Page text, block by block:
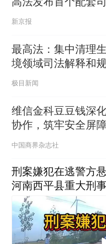
释
新京报
最高法：集中清理
境领域司法解释和
文件
极目新闻
维信金科豆豆钱深
协作，筑牢安全屏
中国商界杂志社
刑案嫌犯在逃警方
河南西平县重大刑